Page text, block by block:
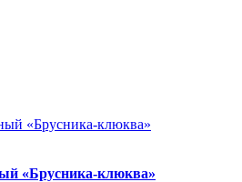
«Брусника-клюква»